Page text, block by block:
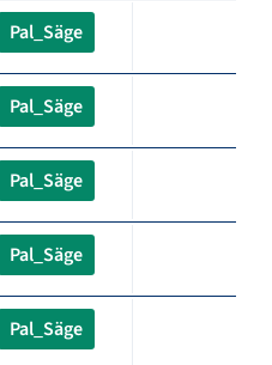
Pal_Säge
Pal_Säge
Pal_Säge
Pal_Säge
Pal_Säge